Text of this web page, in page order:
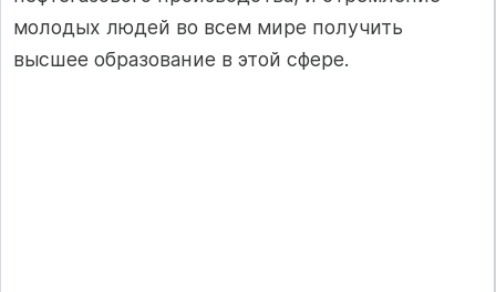
молодых людей во всем мире получить
высшее образование в этой сфере.